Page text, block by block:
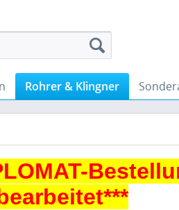
Rohrer & Klingner